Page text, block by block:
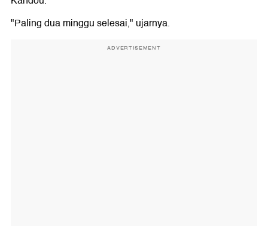
"Paling dua minggu selesai," ujarnya.
ADVERTISEMENT